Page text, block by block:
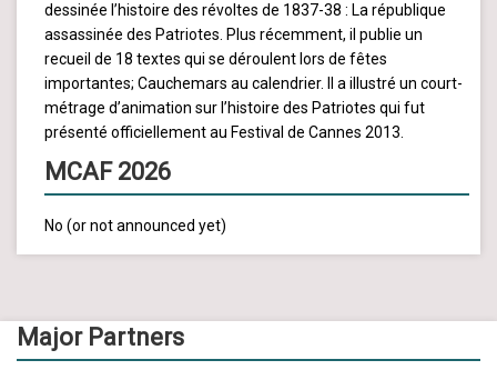
dessinée l’histoire des révoltes de 1837-38 : La république
assassinée des Patriotes. Plus récemment, il publie un
recueil de 18 textes qui se déroulent lors de fêtes
importantes; Cauchemars au calendrier. Il a illustré un court-
métrage d’animation sur l’histoire des Patriotes qui fut
présenté officiellement au Festival de Cannes 2013.
MCAF 2026
No (or not announced yet)
Major Partners